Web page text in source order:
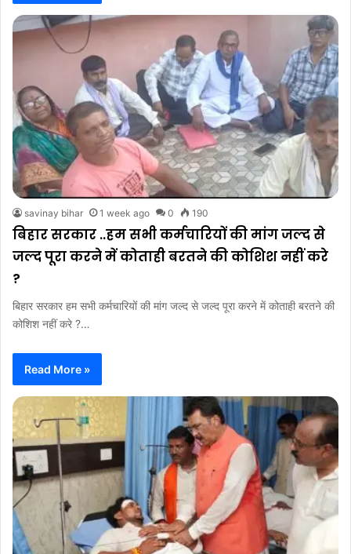
savinay bihar 1 week ago 0 190
बिहार सरकार ..हम सभी कर्मचारियों की मांग जल्द से
जल्द पूरा करने में कोताही बरतने की कोशिश नहीं करे
?
बिहार सरकार हम सभी कर्मचारियों की मांग जल्द से जल्द पूरा करने में कोताही बरतने की
कोशिश नहीं करे ?…
Read More »